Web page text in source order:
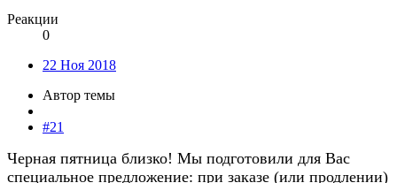
Реакции
0
22 Ноя 2018
Автор темы
#21
Черная пятница близко! Мы подготовили для Вас
специальное предложение: при заказе (или продлении)